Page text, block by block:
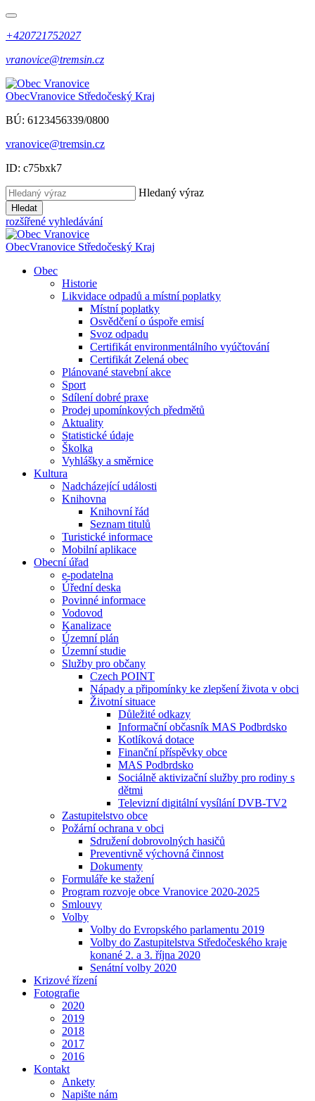
+420721752027
vranovice@tremsin.cz
ObecVranovice Středočeský Kraj
BÚ: 6123456339/0800
vranovice@tremsin.cz
ID: c75bxk7
Hledaný výraz
Hledat
rozšířené vyhledávání
ObecVranovice Středočeský Kraj
Obec
Historie
Likvidace odpadů a místní poplatky
Místní poplatky
Osvědčení o úspoře emisí
Svoz odpadu
Certifikát environmentálního vyúčtování
Certifikát Zelená obec
Plánované stavební akce
Sport
Sdílení dobré praxe
Prodej upomínkových předmětů
Aktuality
Statistické údaje
Školka
Vyhlášky a směrnice
Kultura
Nadcházející události
Knihovna
Knihovní řád
Seznam titulů
Turistické informace
Mobilní aplikace
Obecní úřad
e-podatelna
Úřední deska
Povinné informace
Vodovod
Kanalizace
Územní plán
Územní studie
Služby pro občany
Czech POINT
Nápady a připomínky ke zlepšení života v obci
Životní situace
Důležité odkazy
Informační občasník MAS Podbrdsko
Kotlíková dotace
Finanční příspěvky obce
MAS Podbrdsko
Sociálně aktivizační služby pro rodiny s
dětmi
Televizní digitální vysílání DVB-TV2
Zastupitelstvo obce
Požární ochrana v obci
Sdružení dobrovolných hasičů
Preventivně výchovná činnost
Dokumenty
Formuláře ke stažení
Program rozvoje obce Vranovice 2020-2025
Smlouvy
Volby
Volby do Evropského parlamentu 2019
Volby do Zastupitelstva Středočeského kraje
konané 2. a 3. října 2020
Senátní volby 2020
Krizové řízení
Fotografie
2020
2019
2018
2017
2016
Kontakt
Ankety
Napište nám